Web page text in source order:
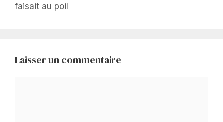
faisait au poil
Laisser un commentaire